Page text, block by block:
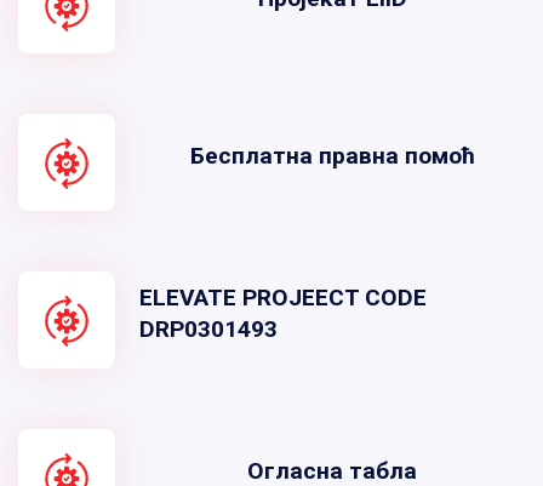
Бесплатна правна помоћ
ELEVATE PROJEECT CODE
DRP0301493
Огласна табла